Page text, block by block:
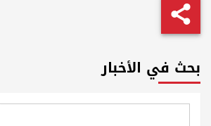
بحث في الأخبار